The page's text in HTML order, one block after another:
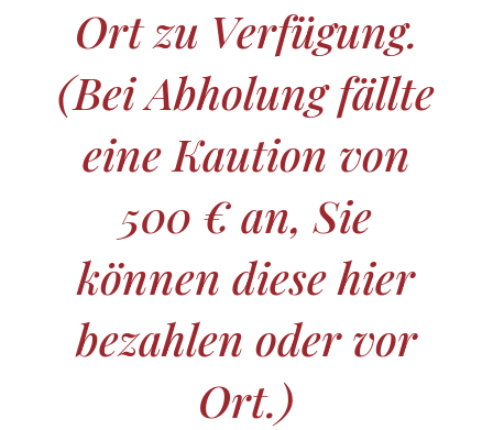
Ort zu Verfügung.
(Bei Abholung fällte
eine Kaution von
500 € an, Sie
können diese hier
bezahlen oder vor
Ort.)